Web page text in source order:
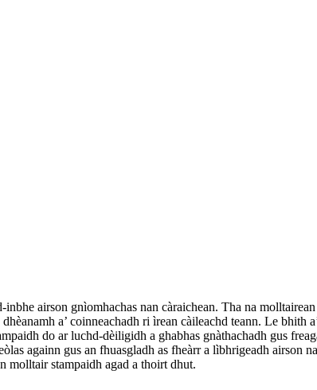
airson gnìomhachas nan càraichean. Tha na
a’ coinneachadh ri ìrean càileachd teann. Le bhith
do ar luchd-dèiligidh a ghabhas gnàthachadh gus
againn gus an fhuasgladh as fheàrr a lìbhrigeadh airson
molltair stampaidh agad a thoirt dhut.